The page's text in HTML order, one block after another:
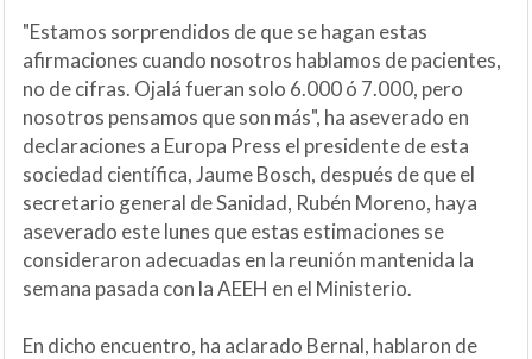
"Estamos sorprendidos de que se hagan estas
afirmaciones cuando nosotros hablamos de pacientes,
no de cifras. Ojalá fueran solo 6.000 ó 7.000, pero
nosotros pensamos que son más", ha aseverado en
declaraciones a Europa Press el presidente de esta
sociedad científica, Jaume Bosch, después de que el
secretario general de Sanidad, Rubén Moreno, haya
aseverado este lunes que estas estimaciones se
consideraron adecuadas en la reunión mantenida la
semana pasada con la AEEH en el Ministerio.
En dicho encuentro, ha aclarado Bernal, hablaron de